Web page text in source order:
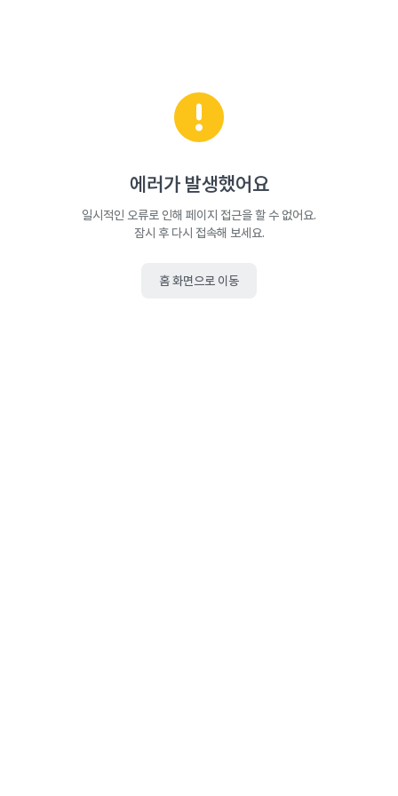
에러가 발생했어요
일시적인 오류로 인해 페이지 접근을 할 수 없어요.
잠시 후 다시 접속해 보세요.
홈 화면으로 이동